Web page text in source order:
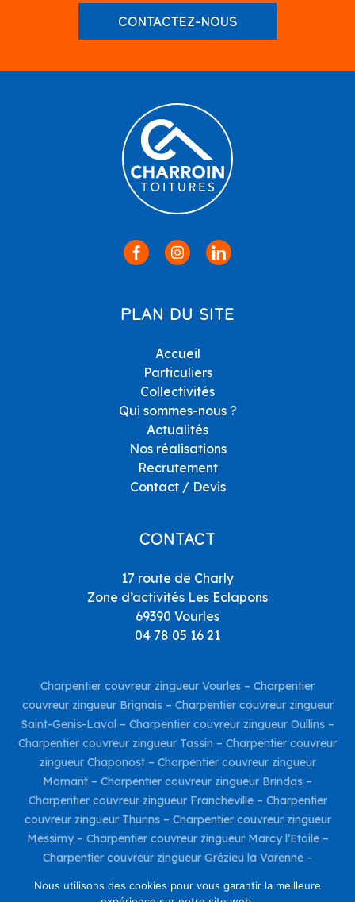
CONTACTEZ-NOUS
PLAN DU SITE
Accueil
Particuliers
Collectivités
Qui sommes-nous ?
Actualités
Nos réalisations
Recrutement
Contact / Devis
CONTACT
17 route de Charly
Zone d’activités Les Eclapons
69390 Vourles
04 78 05 16 21
Charpentier couvreur zingueur Vourles – Charpentier
couvreur zingueur Brignais– Charpentier couvreur zingueur
Saint-Genis-Laval – Charpentier couvreur zingueur Oullins–
Charpentier couvreur zingueur Tassin – Charpentier couvreur
zingueur Chaponost– Charpentier couvreur zingueur
Mornant – Charpentier couvreur zingueur Brindas –
Charpentier couvreur zingueur Francheville– Charpentier
couvreur zingueur Thurins– Charpentier couvreur zingueur
Messimy– Charpentier couvreur zingueur Marcy l’Etoile–
Charpentier couvreur zingueur Grézieu la Varenne–
couvreur zingueur Charly
– Charpentier couvreur zingueur
Nous utilisons des cookies pour vous garantir la meilleure